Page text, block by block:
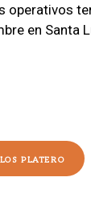
operativos
en Santa
PLATERO